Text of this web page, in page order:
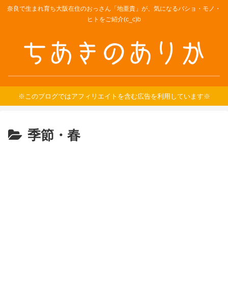
奈良で生まれ育ち大阪在住のおっさん「地亜貴」が、気になるバショ・モノ・
ヒトをご紹介(c_c)b
※このブログではアフィリエイトを含む広告を利用しています※
季節・春